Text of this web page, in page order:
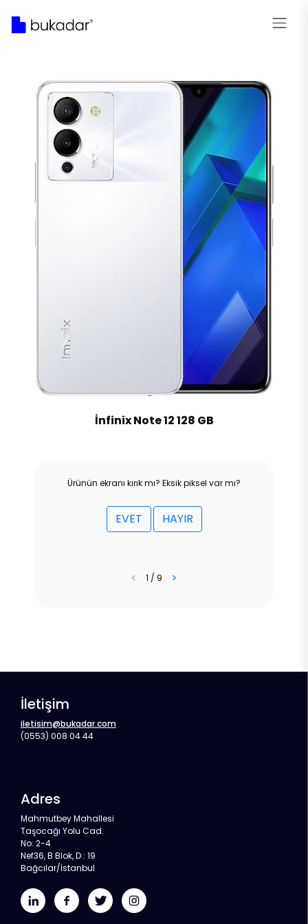
İnfinix Note 12 128 GB
Ürünün ekranı kırık mı? Eksik piksel var mı?
EVET HAYIR
< 1 / 9 >
İletişim
iletisim@bukadar.com
(0553) 008 04 44
Adres
Mahmutbey Mahallesi
Taşocağı Yolu Cad.
No: 2-4
Nef36, B Blok, D : 19
Bağcılar/İstanbul